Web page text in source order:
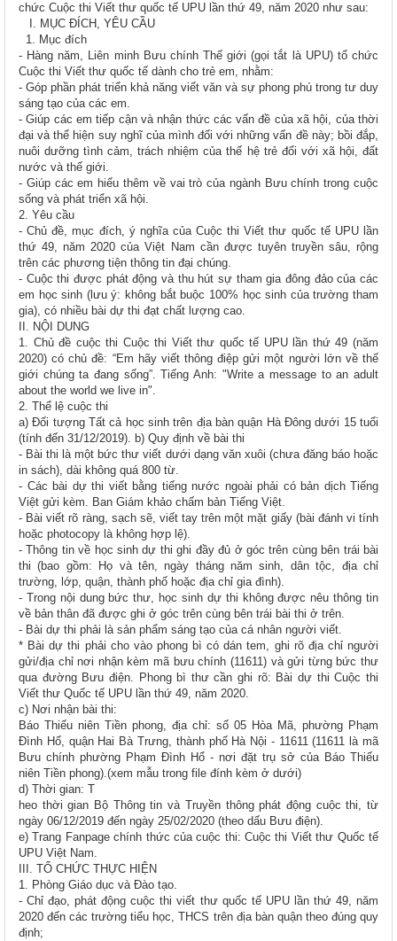
chức Cuộc thi Viết thư quốc tế UPU lần thứ 49, năm 2020 như sau:
I. MỤC ĐÍCH, YÊU CẦU
1. Mục đích
- Hàng năm, Liên minh Bưu chính Thế giới (gọi tắt là UPU) tổ chức
Cuộc thi Viết thư quốc tế dành cho trẻ em, nhằm:
- Góp phần phát triển khả năng viết văn và sự phong phú trong tư duy
sáng tạo của các em.
- Giúp các em tiếp cận và nhận thức các vấn đề của xã hội, của thời
đại và thể hiện suy nghĩ của mình đối với những vấn đề này; bồi đắp,
nuôi dưỡng tình cảm, trách nhiệm của thế hệ trẻ đối với xã hội, đất
nước và thế giới.
- Giúp các em hiểu thêm về vai trò của ngành Bưu chính trong cuộc
sống và phát triển xã hội.
2. Yêu cầu
- Chủ đề, mục đích, ý nghĩa của Cuộc thi Viết thư quốc tế UPU lần
thứ 49, năm 2020 của Việt Nam cần được tuyên truyền sâu, rộng
trên các phương tiện thông tin đại chúng.
- Cuộc thi được phát động và thu hút sự tham gia đông đảo của các
em học sinh (lưu ý: không bắt buộc 100% học sinh của trường tham
gia), có nhiều bài dự thi đạt chất lượng cao.
II. NỘI DUNG
1. Chủ đề cuộc thi Cuộc thi Viết thư quốc tế UPU lần thứ 49 (năm
2020) có chủ đề: “Em hãy viết thông điệp gửi một người lớn về thế
giới chúng ta đang sống”. Tiếng Anh: "Write a message to an adult
about the world we live in".
2. Thể lệ cuộc thi
a) Đối tượng Tất cả học sinh trên địa bàn quận Hà Đông dưới 15 tuổi
(tính đến 31/12/2019). b) Quy định về bài thi
- Bài thi là một bức thư viết dưới dạng văn xuôi (chưa đăng báo hoặc
in sách), dài không quá 800 từ.
- Các bài dự thi viết bằng tiếng nước ngoài phải có bản dịch Tiếng
Việt gửi kèm. Ban Giám khảo chấm bản Tiếng Việt.
- Bài viết rõ ràng, sạch sẽ, viết tay trên một mặt giấy (bài đánh vi tính
hoặc photocopy là không hợp lệ).
- Thông tin về học sinh dự thi ghi đầy đủ ở góc trên cùng bên trái bài
thi (bao gồm: Họ và tên, ngày tháng năm sinh, dân tộc, địa chỉ
trường, lớp, quận, thành phố hoặc địa chỉ gia đình).
- Trong nội dung bức thư, học sinh dự thi không được nêu thông tin
về bản thân đã được ghi ở góc trên cùng bên trái bài thi ở trên.
- Bài dự thi phải là sản phẩm sáng tạo của cá nhân người viết.
* Bài dự thi phải cho vào phong bì có dán tem, ghi rõ địa chỉ người
gửi/địa chỉ nơi nhận kèm mã bưu chính (11611) và gửi từng bức thư
qua đường Bưu điện. Phong bì thư cần ghi rõ: Bài dự thi Cuộc thi
Viết thư Quốc tế UPU lần thứ 49, năm 2020.
c) Nơi nhận bài thi:
Báo Thiếu niên Tiền phong, địa chỉ: số 05 Hòa Mã, phường Phạm
Đình Hổ, quận Hai Bà Trưng, thành phố Hà Nội - 11611 (11611 là mã
Bưu chính phường Phạm Đình Hổ - nơi đặt trụ sở của Báo Thiếu
niên Tiền phong).(xem mẫu trong file đính kèm ở dưới)
d) Thời gian: T
heo thời gian Bộ Thông tin và Truyền thông phát động cuộc thi, từ
ngày 06/12/2019 đến ngày 25/02/2020 (theo dấu Bưu điện).
e) Trang Fanpage chính thức của cuộc thi: Cuộc thi Viết thư Quốc tế
UPU Việt Nam.
III. TỔ CHỨC THỰC HIỆN
1. Phòng Giáo dục và Đào tạo.
- Chỉ đạo, phát động cuộc thi viết thư quốc tế UPU lần thứ 49, năm
2020 đến các trường tiểu học, THCS trên địa bàn quận theo đúng quy
định;